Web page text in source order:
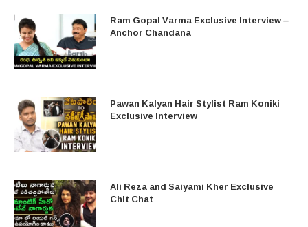
Ram Gopal Varma Exclusive Interview –
Anchor Chandana
Pawan Kalyan Hair Stylist Ram Koniki
Exclusive Interview
Ali Reza and Saiyami Kher Exclusive
Chit Chat